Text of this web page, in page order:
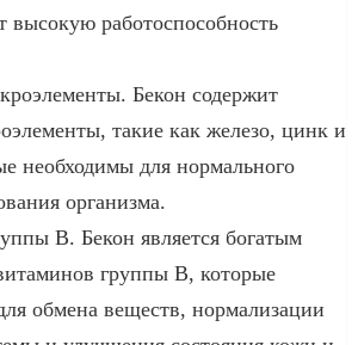
высокую работоспособность
Бекон содержит
такие как железо, цинк и
необходимы для нормального
организма.
В. Бекон является богатым
группы В, которые
обмена веществ, нормализации